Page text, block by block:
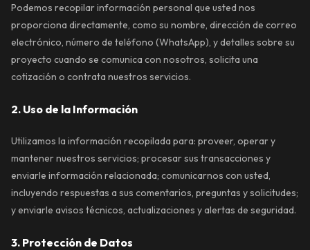
Podemos recopilar información personal que usted nos
proporciona directamente, como su nombre, dirección de correo
electrónico, número de teléfono (WhatsApp), y detalles sobre su
proyecto cuando se comunica con nosotros, solicita una
cotización o contrata nuestros servicios.
2. Uso de la Información
Utilizamos la información recopilada para: proveer, operar y
mantener nuestros servicios; procesar sus transacciones y
enviarle información relacionada; comunicarnos con usted,
incluyendo respuestas a sus comentarios, preguntas y solicitudes;
y enviarle avisos técnicos, actualizaciones y alertas de seguridad.
3. Protección de Datos